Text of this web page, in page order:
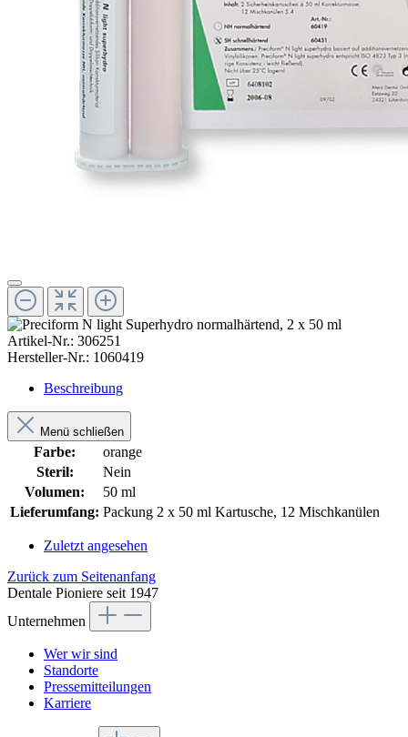
Artikel-Nr.: 306251
Hersteller-Nr.: 1060419
Beschreibung
Menü schließen
Farbe:
orange
Steril:
Nein
Volumen:
50 ml
Lieferumfang: Packung 2 x 50 ml Kartusche, 12 Mischkanülen
Zuletzt angesehen
Zurück zum Seitenanfang
Dentale Pioniere seit 1947
Unternehmen
Wer wir sind
Standorte
Pressemitteilungen
Karriere